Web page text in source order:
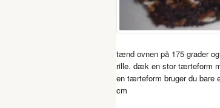
tænd ovnen på 175 grader
rille. dæk en stor tærteform
en tærteform bruger du bare
cm